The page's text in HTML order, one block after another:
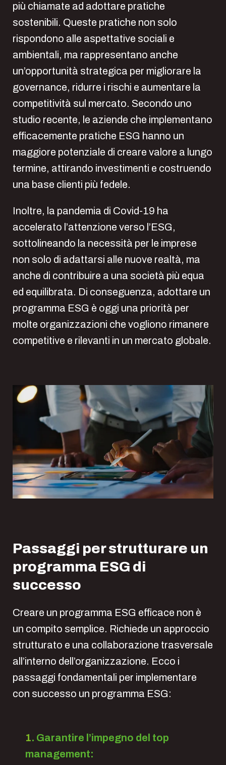
più chiamate ad adottare pratiche
sostenibili. Queste pratiche non solo
rispondono alle aspettative sociali e
ambientali, ma rappresentano anche
un’opportunità strategica per migliorare la
governance, ridurre i rischi e aumentare la
competitività sul mercato. Secondo uno
studio recente, le aziende che implementano
efficacemente pratiche ESG hanno un
maggiore potenziale di creare valore a lungo
termine, attirando investimenti e costruendo
una base clienti più fedele.
Inoltre, la pandemia di Covid-19 ha
accelerato l’attenzione verso l’ESG,
sottolineando la necessità per le imprese
non solo di adattarsi alle nuove realtà, ma
anche di contribuire a una società più equa
ed equilibrata. Di conseguenza, adottare un
programma ESG è oggi una priorità per
molte organizzazioni che vogliono rimanere
competitive e rilevanti in un mercato globale.
Passaggi per strutturare un
programma ESG di
successo
Creare un programma ESG efficace non è
un compito semplice. Richiede un approccio
strutturato e una collaborazione trasversale
all’interno dell’organizzazione. Ecco i
passaggi fondamentali per implementare
con successo un programma ESG:
1. Garantire l’impegno del top
management: